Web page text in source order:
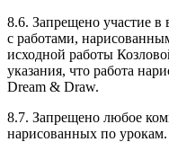
8.6. Запрещено участие
с работами,
исходной работы
указания, что работа
Dream & Draw.
8.7. Запрещено любое
нарисованных по урокам.